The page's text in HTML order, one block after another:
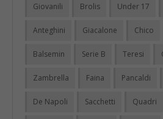
Giovanili Brolis Under 17
Anteghini Giacalone Chico
Balsemin Serie B Teresi
Zambrella Faina Pancaldi
De Napoli Sacchetti Quadri